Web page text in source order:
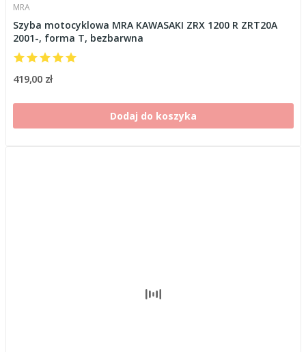
MRA
Szyba motocyklowa MRA KAWASAKI ZRX 1200 R ZRT20A
2001-, forma T, bezbarwna
419,00 zł
Dodaj do koszyka